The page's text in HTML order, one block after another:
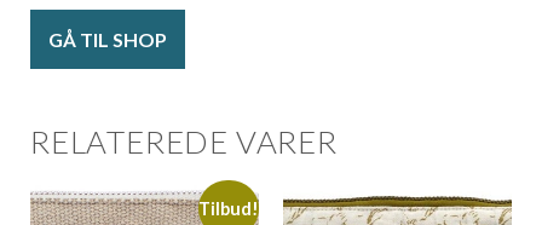
GÅ TIL SHOP
RELATEREDE VARER
Tilbud!